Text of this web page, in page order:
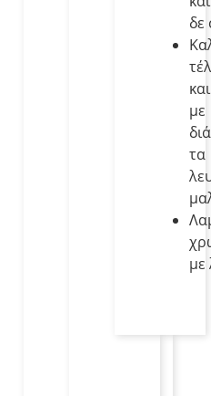
δε
και
με
τα
με